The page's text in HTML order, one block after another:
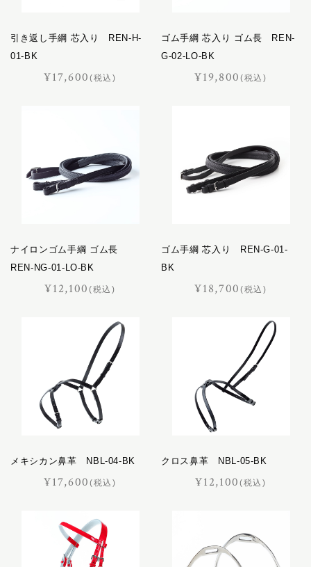
引き返し手綱 芯入り REN-H-
01-BK
¥17,600(税込)
ゴム手綱 芯入り ゴム長 REN-
G-02-LO-BK
¥19,800(税込)
ナイロンゴム手綱 ゴム長
REN-NG-01-LO-BK
¥12,100(税込)
ゴム手綱 芯入り REN-G-01-
BK
¥18,700(税込)
メキシカン鼻革 NBL-04-BK
¥17,600(税込)
クロス鼻革 NBL-05-BK
¥12,100(税込)